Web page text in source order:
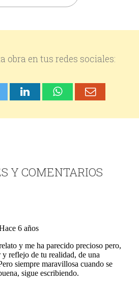
obra en tus redes sociales:
Y COMENTARIOS